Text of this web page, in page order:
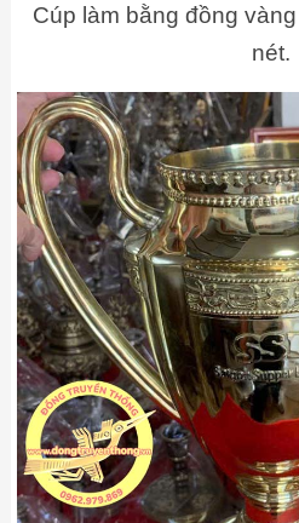
Cúp làm bằng đồng
nét.